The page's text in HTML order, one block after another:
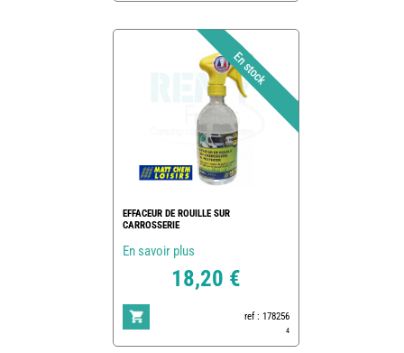
EFFACEUR DE ROUILLE SUR
CARROSSERIE
En savoir plus
18,20 €
ref : 178256
4